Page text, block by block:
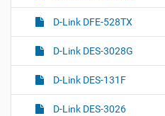
D-Link DFE-528TX
D-Link DES-3028G
D-Link DES-131F
D-Link DES-3026